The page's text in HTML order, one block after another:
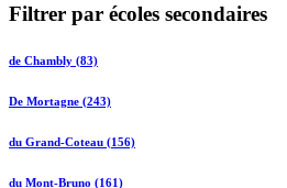
Filtrer par écoles secondaires
de Chambly (83)
De Mortagne (243)
du Grand-Coteau (156)
du Mont-Bruno (161)